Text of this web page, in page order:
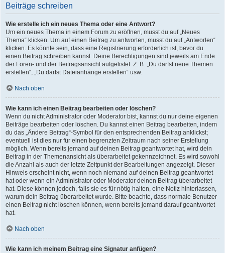
Beiträge schreiben
Wie erstelle ich ein neues Thema oder eine Antwort?
Um ein neues Thema in einem Forum zu eröffnen, musst du auf „Neues
Thema“ klicken. Um auf einen Beitrag zu antworten, musst du auf „Antworten“
klicken. Es könnte sein, dass eine Registrierung erforderlich ist, bevor du
einen Beitrag schreiben kannst. Deine Berechtigungen sind jeweils am Ende
der Foren- und der Beitragsansicht aufgelistet. Z. B. „Du darfst neue Themen
erstellen“, „Du darfst Dateianhänge erstellen“ usw.
Nach oben
Wie kann ich einen Beitrag bearbeiten oder löschen?
Wenn du nicht Administrator oder Moderator bist, kannst du nur deine eigenen
Beiträge bearbeiten oder löschen. Du kannst einen Beitrag bearbeiten, indem
du das „Ändere Beitrag“-Symbol für den entsprechenden Beitrag anklickst;
eventuell ist dies nur für einen begrenzten Zeitraum nach seiner Erstellung
möglich. Wenn bereits jemand auf deinen Beitrag geantwortet hat, wird dein
Beitrag in der Themenansicht als überarbeitet gekennzeichnet. Es wird sowohl
die Anzahl als auch der letzte Zeitpunkt der Bearbeitungen angezeigt. Dieser
Hinweis erscheint nicht, wenn noch niemand auf deinen Beitrag geantwortet
hat oder wenn ein Administrator oder Moderator deinen Beitrag überarbeitet
hat. Diese können jedoch, falls sie es für nötig halten, eine Notiz hinterlassen,
warum dein Beitrag überarbeitet wurde. Bitte beachte, dass normale Benutzer
einen Beitrag nicht löschen können, wenn bereits jemand darauf geantwortet
hat.
Nach oben
Wie kann ich meinem Beitrag eine Signatur anfügen?